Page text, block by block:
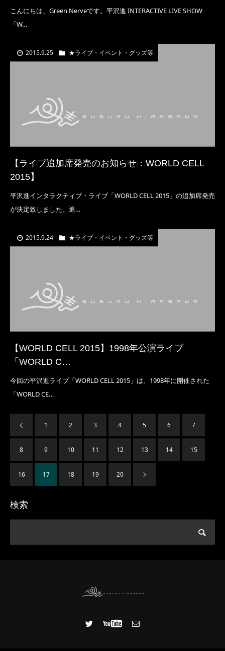
こんにちは、Green Nerveです。平沢進 INTERACTIVE LIVE SHOW
「W…
2015.9.25 ★ライブ・イベント・グッズ等
【ライブ追加席発売のお知らせ：WORLD CELL
2015】
平沢進インタラクティブ・ライブ「WORLD CELL 2015」の追加席発売
が決定致しました。追…
2015.9.24 ★ライブ・イベント・グッズ等
【WORLD CELL 2015】1998年公演ライブ
「WORLD C…
今回の平沢進ライブ「WORLD CELL 2015」は、1998年に開催された
「WORLD CE…
1 2 3 4 5 6 7
8 9 10 11 12 13 14 15
16 17 18 19 20
検索